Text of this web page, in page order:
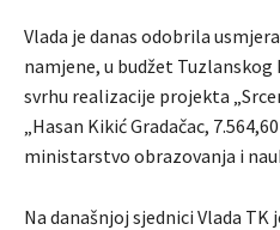
Vlada je danas odobrila
namjene, u budžet Tuzlanskog
svrhu realizacije projekta
„Hasan Kikić Gradačac,
ministarstvo obrazovanja i
Na današnjoj sjednici Vlada